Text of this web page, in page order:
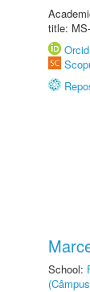
title:
Orcid
School: